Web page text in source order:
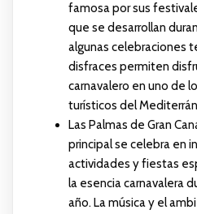
famosa por sus
que se desarrollan
algunas celebraciones
disfraces permiten
carnavalero en uno de
turísticos del
Las Palmas de Gran
principal se celebra en
actividades y fiestas
la esencia carnavalera
año. La música y el